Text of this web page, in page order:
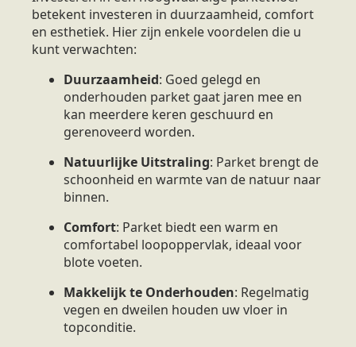
betekent investeren in duurzaamheid, comfort
en esthetiek. Hier zijn enkele voordelen die u
kunt verwachten:
Duurzaamheid: Goed gelegd en
onderhouden parket gaat jaren mee en
kan meerdere keren geschuurd en
gerenoveerd worden.
Natuurlijke Uitstraling: Parket brengt de
schoonheid en warmte van de natuur naar
binnen.
Comfort: Parket biedt een warm en
comfortabel loopoppervlak, ideaal voor
blote voeten.
Makkelijk te Onderhouden: Regelmatig
vegen en dweilen houden uw vloer in
topconditie.